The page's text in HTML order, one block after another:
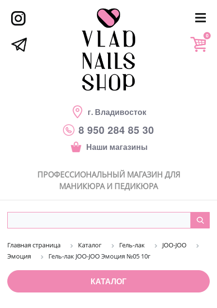
г. Владивосток
8 950 284 85 30
Наши магазины
0
ПРОФЕССИОНАЛЬНЫЙ МАГАЗИН ДЛЯ
МАНИКЮРА И ПЕДИКЮРА
Главная страница Каталог Гель-лак
JOO-JOO
Эмоция
Гель-лак JOO-JOO Эмоция №05 10г
КАТАЛОГ